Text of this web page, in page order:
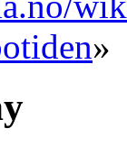
»